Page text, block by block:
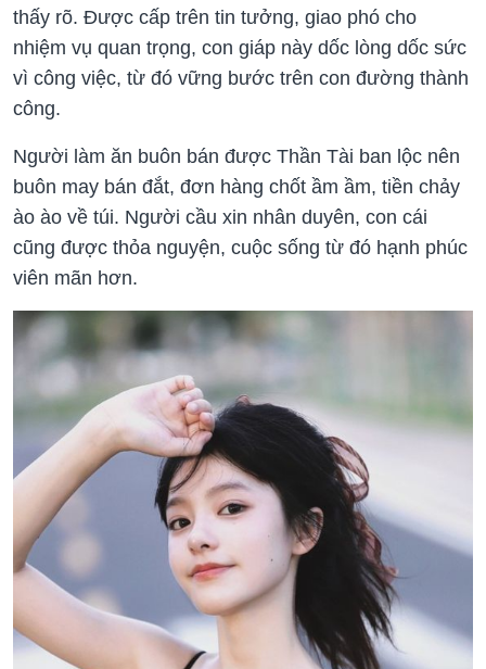
thấy rõ. Được cấp trên tin tưởng, giao phó cho
nhiệm vụ quan trọng, con giáp này dốc lòng dốc sức
vì công việc, từ đó vững bước trên con đường thành
công.
Người làm ăn buôn bán được Thần Tài ban lộc nên
buôn may bán đắt, đơn hàng chốt ầm ầm, tiền chảy
ào ào về túi. Người cầu xin nhân duyên, con cái
cũng được thỏa nguyện, cuộc sống từ đó hạnh phúc
viên mãn hơn.